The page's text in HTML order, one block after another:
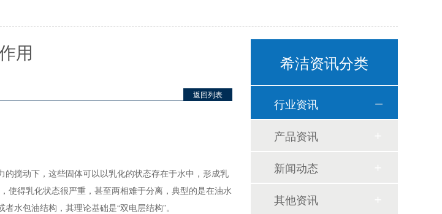
用
返回列表
搅动下，这些固体可以以乳化的状态存在于水中，形成乳
使得乳化状态很严重，甚至两相难于分离，典型的是在油水
水包油结构，其理论基础是“双电层结构”。
希洁资讯分类
行业资讯
产品资讯
新闻动态
其他资讯